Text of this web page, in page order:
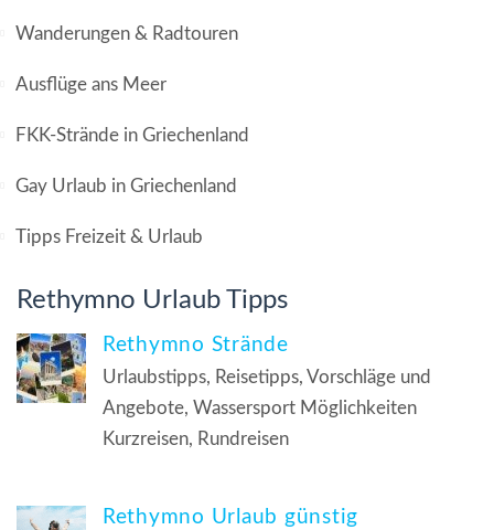
Wanderungen & Radtouren
Ausflüge ans Meer
FKK-Strände in Griechenland
Gay Urlaub in Griechenland
Tipps Freizeit & Urlaub
Rethymno Urlaub Tipps
Rethymno Strände
Urlaubstipps, Reisetipps, Vorschläge und
Angebote, Wassersport Möglichkeiten
Kurzreisen, Rundreisen
Rethymno Urlaub günstig